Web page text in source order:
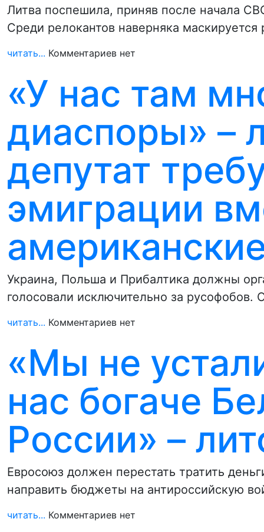
Литва поспешила, приняв после начала
Среди релокантов наверняка маскируется
читать... Комментариев нет
«У нас там
диаспоры» –
депутат
эмиграции
Украина, Польша и Прибалтика должны
голосовали исключительно за русофобов.
читать... Комментариев нет
«Мы не
нас богаче
России» –
Евросоюз должен перестать тратить
направить бюджеты на антироссийскую
читать... Комментариев нет